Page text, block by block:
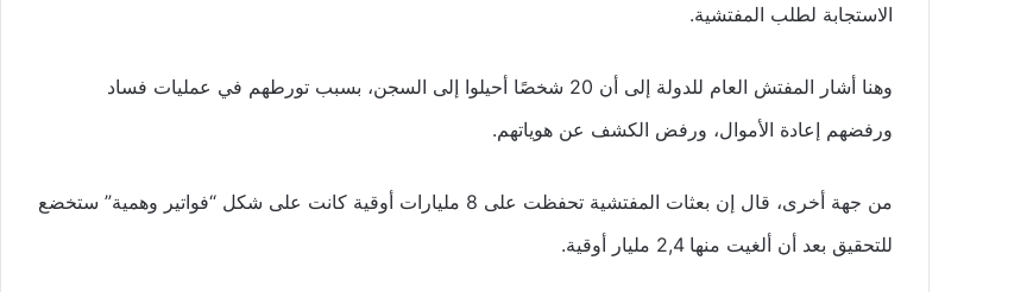
الاستجابة لطلب المفتشية.
وهنا أشار المفتش العام للدولة إلى أن 20 شخصًا أحيلوا إلى السجن، بسبب تورطهم في عمليات فساد
ورفضهم إعادة الأموال، ورفض الكشف عن هوياتهم.
من جهة أخرى، قال إن بعثات المفتشية تحفظت على 8 مليارات أوقية كانت على شكل “فواتير وهمية” ستخضع
للتحقيق بعد أن ألغيت منها 2,4 مليار أوقية.